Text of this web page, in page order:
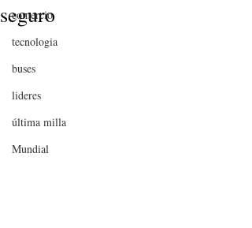
comercio
tecnologia
buses
lideres
última milla
Mundial
seguro